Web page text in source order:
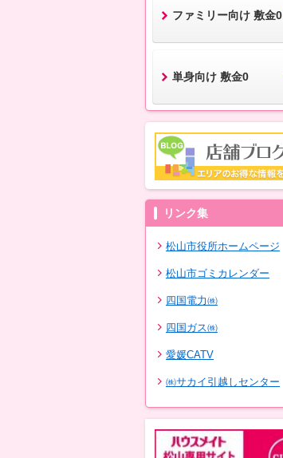
ファミリー向け 敷金0
単身向け 敷金0
リンク集
松山市役所ホームページ
松山市ゴミカレンダー
四国電力㈱
四国ガス㈱
愛媛CATV
㈱サカイ引越しセンター